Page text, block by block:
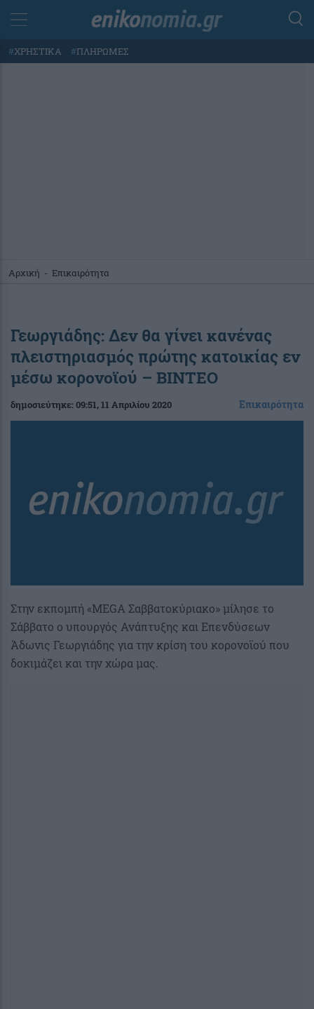
#ΧΡΗΣΤΙΚΑ #ΠΛΗΡΩΜΕΣ
Αρχική - Επικαιρότητα
Γεωργιάδης: Δεν θα γίνει κανένας
πλειστηριασμός πρώτης κατοικίας εν
μέσω κορονοϊού – ΒΙΝΤΕΟ
δημοσιεύτηκε:09:51, 11 Απριλίου 2020 Επικαιρότητα
Στην εκπομπή «MEGA Σαββατοκύριακο» μίλησε το
Σάββατο ο υπουργός Ανάπτυξης και Επενδύσεων
Άδωνις Γεωργιάδης για την κρίση του κορονοϊού που
δοκιμάζει και την χώρα μας.